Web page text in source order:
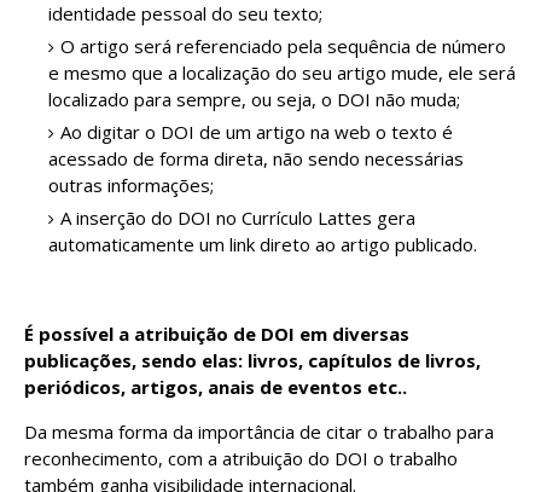
identidade pessoal do seu texto;
O artigo será referenciado pela sequência de número
e mesmo que a localização do seu artigo mude, ele será
localizado para sempre, ou seja, o DOI não muda;
Ao digitar o DOI de um artigo na web o texto é
acessado de forma direta, não sendo necessárias
outras informações;
A inserção do DOI no Currículo Lattes gera
automaticamente um link direto ao artigo publicado.
É possível a atribuição de DOI em diversas
publicações, sendo elas: livros, capítulos de livros,
periódicos, artigos, anais de eventos etc..
Da mesma forma da importância de citar o trabalho para
reconhecimento, com a atribuição do DOI o trabalho
também ganha visibilidade internacional.